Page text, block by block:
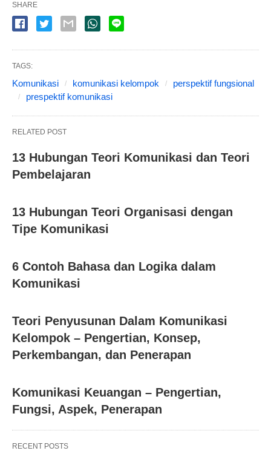
SHARE
TAGS:
Komunikasi komunikasi kelompok
perspektif fungsional
prespektif komunikasi
RELATED POST
13 Hubungan Teori Komunikasi dan Teori
Pembelajaran
13 Hubungan Teori Organisasi dengan
Tipe Komunikasi
6 Contoh Bahasa dan Logika dalam
Komunikasi
Teori Penyusunan Dalam Komunikasi
Kelompok – Pengertian, Konsep,
Perkembangan, dan Penerapan
Komunikasi Keuangan – Pengertian,
Fungsi, Aspek, Penerapan
RECENT POSTS